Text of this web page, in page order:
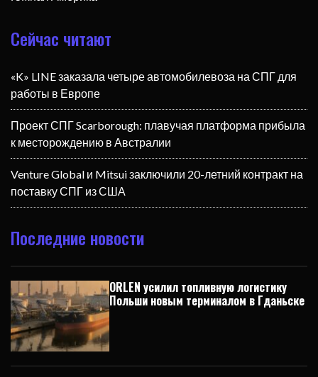
Сейчас читают
«K» LINE заказала четыре автомобилевоза на СПГ для
работы в Европе
Проект СПГ Scarborough: плавучая платформа прибыла
к месторождению в Австралии
Venture Global и Mitsui заключили 20-летний контракт на
поставку СПГ из США
Последние новости
ORLEN усилил топливную логистику
Польши новым терминалом в Гданьске